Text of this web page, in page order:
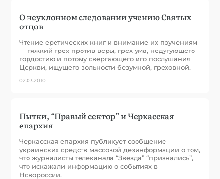
О неуклонном следовании учению Святых
отцов
Чтение еретических книг и внимание их поучениям
— тяжкий грех против веры, грех ума, недугующего
гордостию и потому свергающего иго послушания
Церкви, ищущего вольности безумной, греховной.
02.03.2010
Пытки, “Правый сектор” и Черкасская
епархия
Черкасская епархия публикует сообщение
украинских средств массовой дезинформации о том,
что журналисты телеканала “Звезда” “признались”,
что искажали информацию о событиях в
Новороссии.